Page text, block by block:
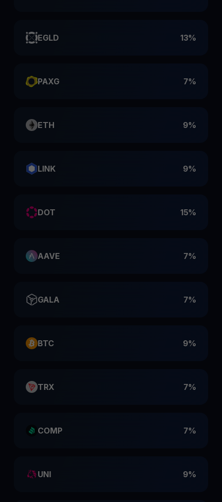
EGLD 13%
PAXG 7%
ETH 9%
LINK 9%
DOT 15%
AAVE 7%
GALA 7%
BTC 9%
TRX 7%
COMP 7%
UNI 9%